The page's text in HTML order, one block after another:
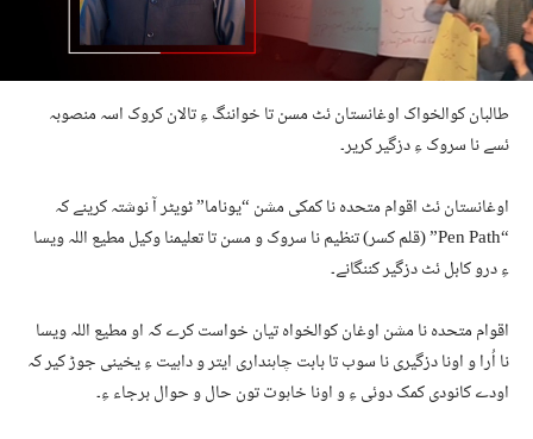
طالبانکوالخواکاوغانستانئٹمسنتاخواننگءِتالانکروکاسہمنصوبہ
ئسےناسروکءِدزگیرکریر۔
اوغانستانئٹاقواممتحدہناکمکیمشن“یوناما”ٹویٹرآنوشتہکرینےکہ
“Pen Path” (
قلمکسر)تنظیمناسروکومسنتاتعلیمناوکیلمطیعاللہویسا
ءِدروکابلئٹدزگیرکننگانے۔
اقواممتحدہنامشناوغانکوالخواہتیانخواستکرےکہاومطیعاللہویسا
نااُراواونادزگیریناسوبتابابتچاہنداریایتروداہیتءِیخینیجوڑکیرکہ
اودےکانودیکمکدوئیءِواوناخاہوتتونحالوحوالبرجاءءِ۔